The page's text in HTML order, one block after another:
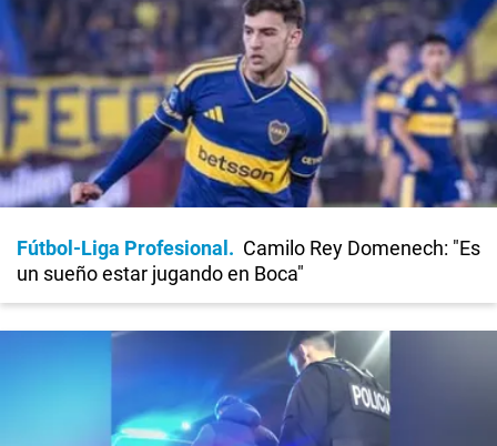
Fútbol-Liga Profesional
Camilo Rey Domenech: "Es
un sueño estar jugando en Boca"